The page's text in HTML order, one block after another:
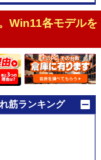
Win11各モデルを
筋ランキング